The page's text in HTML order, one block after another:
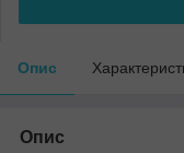
Опис
Опис